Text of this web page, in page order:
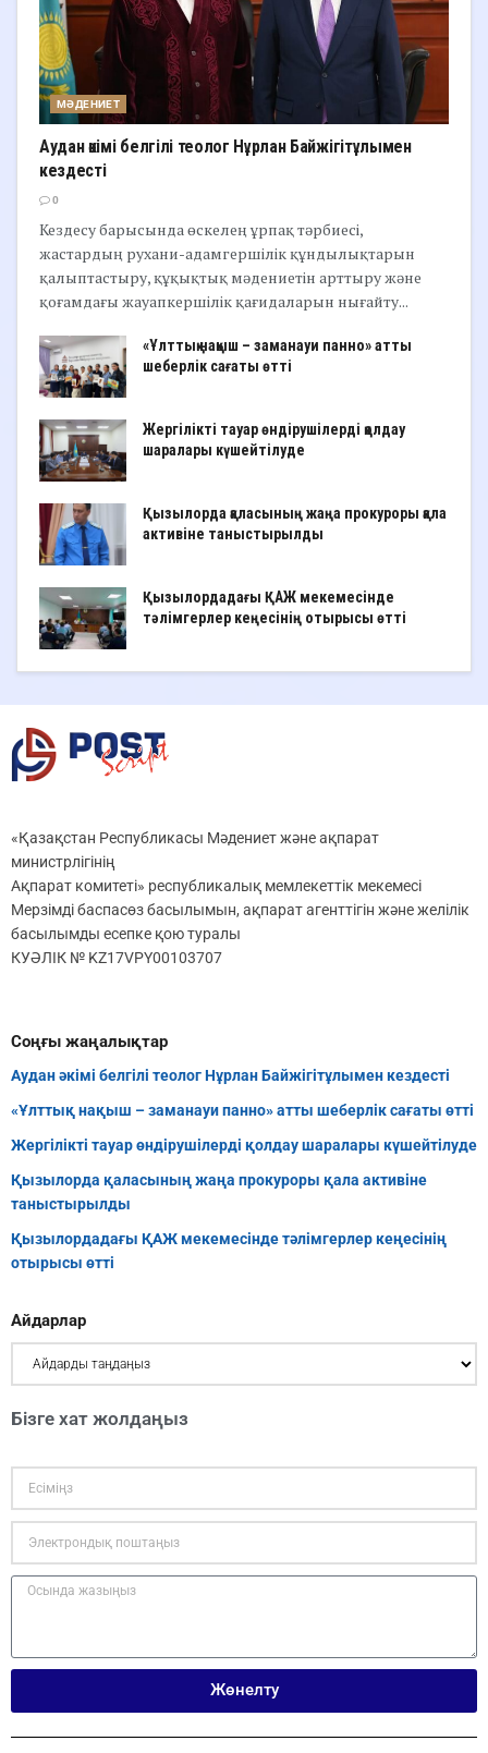
МӘДЕНИЕТ
Аудан әкімі белгілі теолог Нұрлан Байжігітұлымен
кездесті
0
Кездесу барысында өскелең ұрпақ тәрбиесі,
жастардың рухани-адамгершілік құндылықтарын
қалыптастыру, құқықтық мәдениетін арттыру және
қоғамдағы жауапкершілік қағидаларын нығайту...
«Ұлттық нақыш – заманауи панно» атты
шеберлік сағаты өтті
Жергілікті тауар өндірушілерді қолдау
шаралары күшейтілуде
Қызылорда қаласының жаңа прокуроры қала
активіне таныстырылды
Қызылордадағы ҚАЖ мекемесінде
тәлімгерлер кеңесінің отырысы өтті
«Қазақстан Республикасы Мәдениет және ақпарат
министрлігінің
Ақпарат комитеті» республикалық мемлекеттік мекемесі
Мерзімді баспасөз басылымын, ақпарат агенттігін және желілік
басылымды есепке қою туралы
КУӘЛІК № KZ17VPY00103707
Соңғы жаңалықтар
Аудан әкімі белгілі теолог Нұрлан Байжігітұлымен кездесті
«Ұлттық нақыш – заманауи панно» атты шеберлік сағаты өтті
Жергілікті тауар өндірушілерді қолдау шаралары күшейтілуде
Қызылорда қаласының жаңа прокуроры қала активіне
таныстырылды
Қызылордадағы ҚАЖ мекемесінде тәлімгерлер кеңесінің
отырысы өтті
Айдарлар
Бізге хат жолдаңыз
Жөнелту